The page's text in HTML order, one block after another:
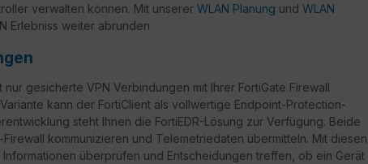
verwalten können. Mit unserer WLAN Planung und WLAN
Erlebniss weiter abrunden
nur gesicherte VPN Verbindungen mit Ihrer FortiGate Firewall
kann der FortiClient als vollwertige Endpoint-Protection-
steht Ihnen die FortiEDR-Lösung zur Verfügung. Beide
kommunizieren und Telemetriedaten übermitteln. Mit diesen
überprüfen und Entscheidungen treffen, ob ein Gerät